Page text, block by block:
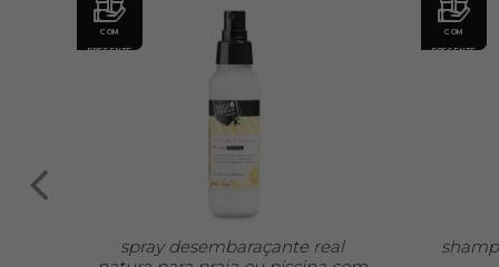
COM
PRESENTE
spray desembaraçante real
COM
PRESENTE